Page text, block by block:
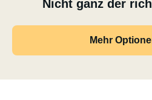
Nicht ganz der
Mehr